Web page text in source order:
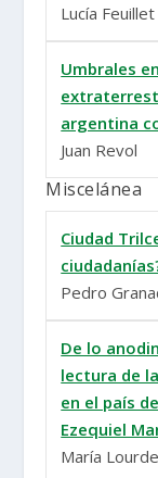
Lucía Feuillet
Umbrales
argentina
Juan Revol
Miscelánea
Ciudad
Pedro
De lo
lectura de
en el país
Ezequiel
María